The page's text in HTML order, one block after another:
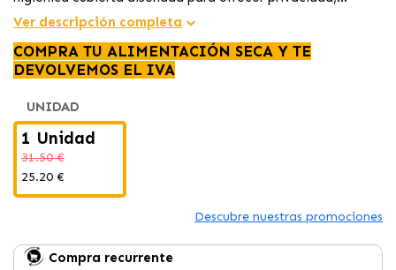
limpieza y comodidad. Su estructura cerrada ayuda a
filtro incorporado y la pala recogedora incluida facilitan el
mantenimiento diario del arenero.
Ver descripción completa
COMPRA TU ALIMENTACIÓN SECA Y TE
DEVOLVEMOS EL IVA
UNIDAD
1 Unidad
31.50 €
25.20 €
Descubre nuestras promociones
Compra recurrente